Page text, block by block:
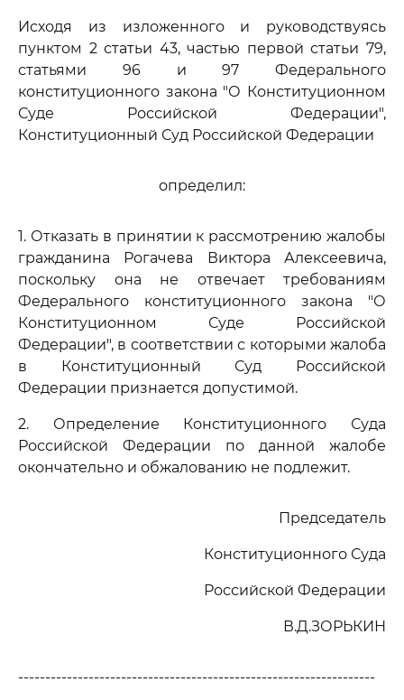
Исходя из изложенного и руководствуясь
пунктом 2 статьи 43, частью первой статьи 79,
статьями 96 и 97 Федерального
конституционного закона "О Конституционном
Суде Российской Федерации",
Конституционный Суд Российской Федерации
определил:
1. Отказать в принятии к рассмотрению жалобы
гражданина Рогачева Виктора Алексеевича,
поскольку она не отвечает требованиям
Федерального конституционного закона "О
Конституционном Суде Российской
Федерации", в соответствии с которыми жалоба
в Конституционный Суд Российской
Федерации признается допустимой.
2. Определение Конституционного Суда
Российской Федерации по данной жалобе
окончательно и обжалованию не подлежит.
Председатель
Конституционного Суда
Российской Федерации
В.Д.ЗОРЬКИН
------------------------------------------------------------------